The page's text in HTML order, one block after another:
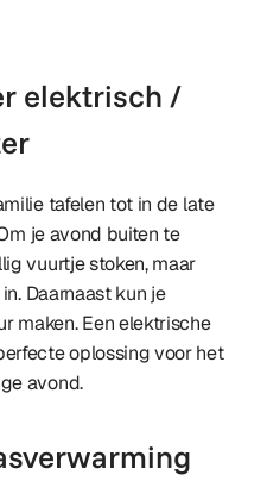
elektrisch /
tafelen tot in de late
je avond buiten te
vuurtje stoken, maar
Daarnaast kun je
maken. Een elektrische
oplossing voor het
avond.